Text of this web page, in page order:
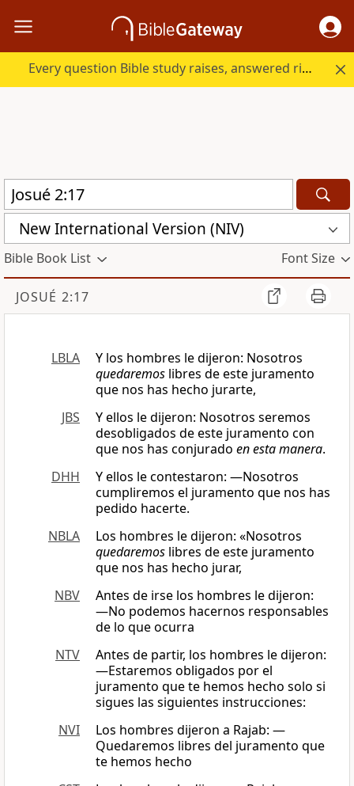
Every question Bible study raises, answered right here.
New International Version (NIV)
Bible Book List Font Size
JOSUÉ 2:17
LBLA
Y los hombres le dijeron: Nosotros
quedaremos libres de este juramento
que nos has hecho jurarte,
JBS
Y ellos le dijeron: Nosotros seremos
desobligados de este juramento con
que nos has conjurado en esta manera.
DHH
Y ellos le contestaron: —Nosotros
cumpliremos el juramento que nos has
pedido hacerte.
NBLA
Los hombres le dijeron: «Nosotros
quedaremos libres de este juramento
que nos has hecho jurar,
NBV
Antes de irse los hombres le dijeron:
―No podemos hacernos responsables
de lo que ocurra
NTV
Antes de partir, los hombres le dijeron:
—Estaremos obligados por el
juramento que te hemos hecho solo si
sigues las siguientes instrucciones:
NVI
Los hombres dijeron a Rajab: —
Quedaremos libres del juramento que
te hemos hecho